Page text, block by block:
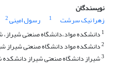
نویسندگان
زهرا نیک سرشت
1 رسول امینی2
1 دانشکده مواد،دانشگاه صنعتی شیراز،
2دانشکده مواد دانشگاه صنعتی شیراز
3شیراز دانشگاه صنعتی شیراز